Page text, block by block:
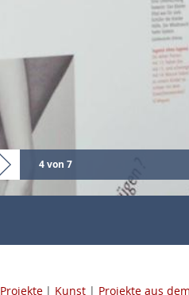
4 von 7
Projekte | Kunst | Projekte aus